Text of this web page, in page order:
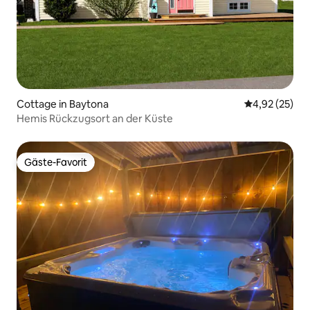
Cottage in Baytona
4,92 (25)
Hemis Rückzugsort an der Küste
Gäste-Favorit
Gäste-Favorit